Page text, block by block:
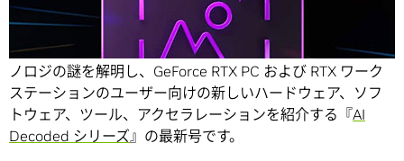
本ブログは、AI をもっと身近なものにすることでこのテク
ノロジの謎を解明し、GeForce RTX PC および RTX ワーク
ステーションのユーザー向けの新しいハードウェア、ソフ
トウェア、ツール、アクセラレーションを紹介する『AI
Decoded シリーズ』の最新号です。